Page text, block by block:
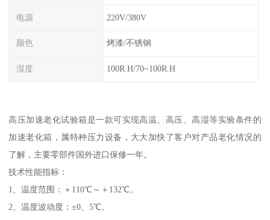
电源 220V/380V
颜色 烤漆/不锈钢
湿度 100R.H/70~100R.H
高压加速老化试验箱是一款可实现高温、高压、高湿等实验条件的
加速老化箱，属特种压力设备，大大加快了客户对产品老化情况的
了解，主要零部件国外进口保修一年。
技术性能指标：
1、温度范围：＋110℃～＋132℃。
2、温度波动度：±0、5℃。